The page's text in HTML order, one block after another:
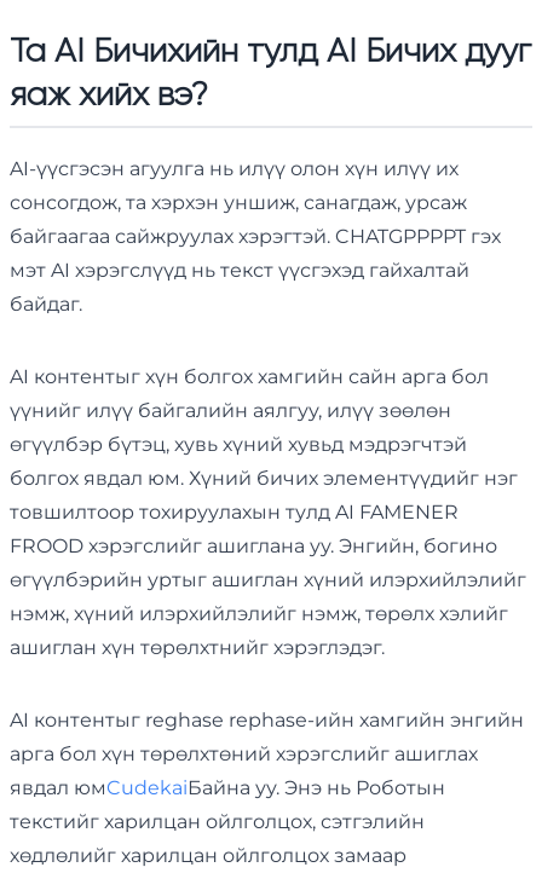
Та AI Бичихийн тулд AI Бичих дууг
яаж хийх вэ?
AI-үүсгэсэн агуулга нь илүү олон хүн илүү их
сонсогдож, та хэрхэн уншиж, санагдаж, урсаж
байгаагаа сайжруулах хэрэгтэй. CHATGPPPPT гэх
мэт AI хэрэгслүүд нь текст үүсгэхэд гайхалтай
байдаг.
AI контентыг хүн болгох хамгийн сайн арга бол
үүнийг илүү байгалийн аялгуу, илүү зөөлөн
өгүүлбэр бүтэц, хувь хүний хувьд мэдрэгчтэй
болгох явдал юм. Хүний бичих элементүүдийг нэг
товшилтоор тохируулахын тулд AI FAMENER
FROOD хэрэгслийг ашиглана уу. Энгийн, богино
өгүүлбэрийн уртыг ашиглан хүний илэрхийлэлийг
нэмж, хүний илэрхийлэлийг нэмж, төрөлх хэлийг
ашиглан хүн төрөлхтнийг хэрэглэдэг.
AI контентыг reghase rephase-ийн хамгийн энгийн
арга бол хүн төрөлхтөний хэрэгслийг ашиглах
явдал юмCudekaiБайна уу. Энэ нь Роботын
текстийг харилцан ойлголцох, сэтгэлийн
хөдлөлийг харилцан ойлголцох замаар